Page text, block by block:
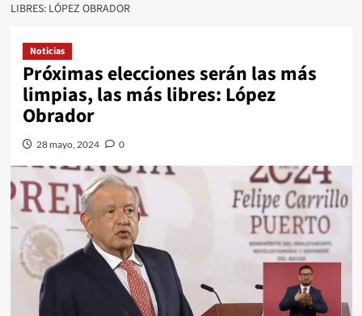
LIBRES: LÓPEZ OBRADOR
Noticias
Próximas elecciones serán las más
limpias, las más libres: López
Obrador
28 mayo, 2024 0